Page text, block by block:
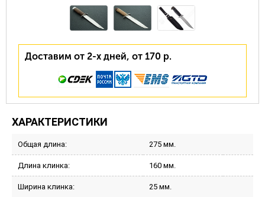
Доставим от 2-х дней, от 170 р.
ХАРАКТЕРИСТИКИ
Общая длина: 275 мм.
Длина клинка: 160 мм.
Ширина клинка: 25 мм.